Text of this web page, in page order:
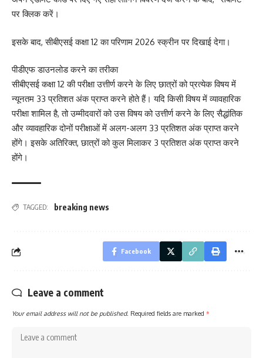
पर क्लिक करें।
इसके बाद, सीबीएसई कक्षा 12 का परिणाम 2026 स्क्रीन पर दिखाई देगा।
पीडीएफ डाउनलोड करने का तरीका
सीबीएसई कक्षा 12 की परीक्षा उत्तीर्ण करने के लिए छात्रों को प्रत्येक विषय में
न्यूनतम 33 प्रतिशत अंक प्राप्त करने होते हैं। यदि किसी विषय में व्यावहारिक
परीक्षा शामिल है, तो उम्मीदवारों को उस विषय को उत्तीर्ण करने के लिए सैद्धांतिक
और व्यावहारिक दोनों परीक्षाओं में अलग-अलग 33 प्रतिशत अंक प्राप्त करने
होंगे। इसके अतिरिक्त, छात्रों को कुल मिलाकर 3 प्रतिशत अंक प्राप्त करने
होंगे।
TAGGED: breaking news
Facebook
Leave a comment
Your email address will not be published. Required fields are marked *